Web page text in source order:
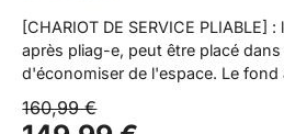
[CHARIOT DE SERVICE
après pliag-e, peut être placé
d'économiser de l'espace. Le
horizontale, de sorte que les
160,99 €